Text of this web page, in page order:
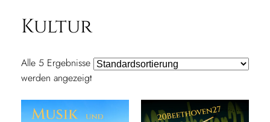
Kultur
Alle 5 Ergebnisse
werden angezeigt